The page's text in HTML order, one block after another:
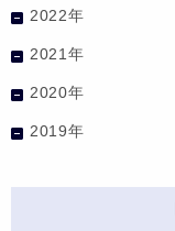
2022年
2021年
2020年
2019年